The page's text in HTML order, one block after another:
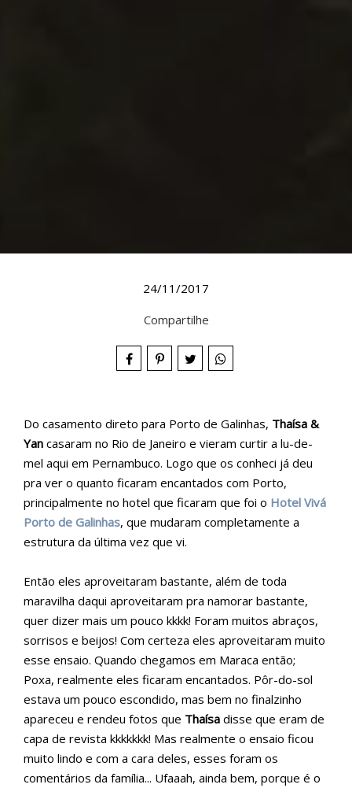
24/11/2017
Compartilhe
Do casamento direto para Porto de Galinhas, Thaísa &
Yan casaram no Rio de Janeiro e vieram curtir a lu-de-
mel aqui em Pernambuco. Logo que os conheci já deu
pra ver o quanto ficaram encantados com Porto,
principalmente no hotel que ficaram que foi o Hotel Vivá
Porto de Galinhas, que mudaram completamente a
estrutura da última vez que vi.
Então eles aproveitaram bastante, além de toda
maravilha daqui aproveitaram pra namorar bastante,
quer dizer mais um pouco kkkk! Foram muitos abraços,
sorrisos e beijos! Com certeza eles aproveitaram muito
esse ensaio. Quando chegamos em Maraca então;
Poxa, realmente eles ficaram encantados. Pôr-do-sol
estava um pouco escondido, mas bem no finalzinho
apareceu e rendeu fotos que Thaísa disse que eram de
capa de revista kkkkkkk! Mas realmente o ensaio ficou
muito lindo e com a cara deles, esses foram os
comentários da família... Ufaaah, ainda bem, porque é o